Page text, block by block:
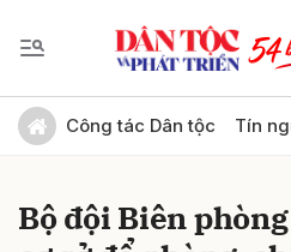
Công tác Dân tộc Tín
Bộ đội Biên
Gửi bình luận